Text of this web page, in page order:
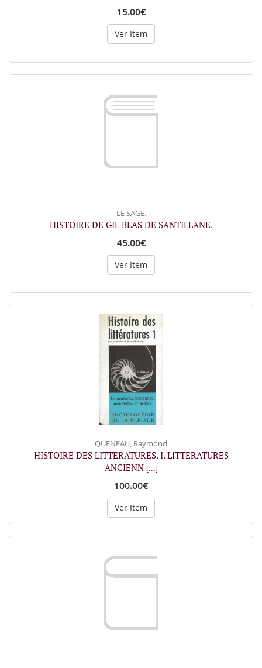
15.00€
Ver Item
LE SAGE.
HISTOIRE DE GIL BLAS DE SANTILLANE.
45.00€
Ver Item
QUENEAU, Raymond
HISTOIRE DES LITTERATURES. I. LITTERATURES
ANCIENN [...]
100.00€
Ver Item